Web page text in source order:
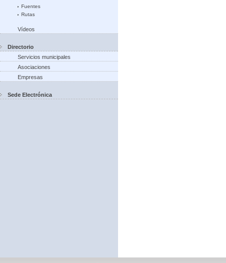
Fuentes
Rutas
Vídeos
Directorio
Servicios municipales
Asociaciones
Empresas
Sede Electrónica